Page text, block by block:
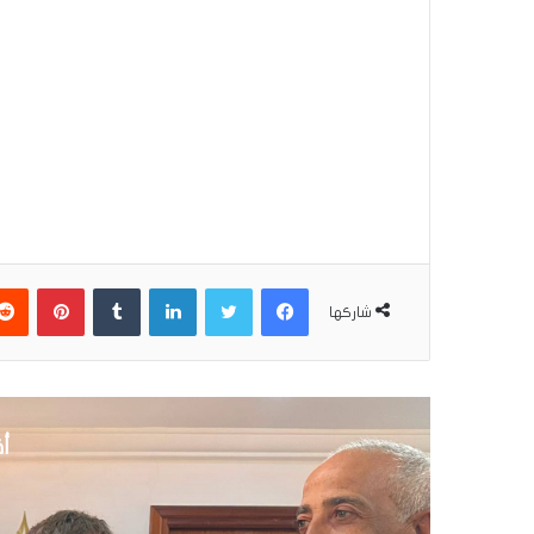
شاركها
فيسبوكتويتر لينكدإن